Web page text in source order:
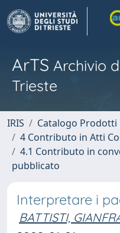
ArTS Archivio
Trieste
IRIS
Catalogo Prodotti
4 Contributo in Atti
4.1 Contributo in
pubblicato
Interpretare i
BATTISTI,